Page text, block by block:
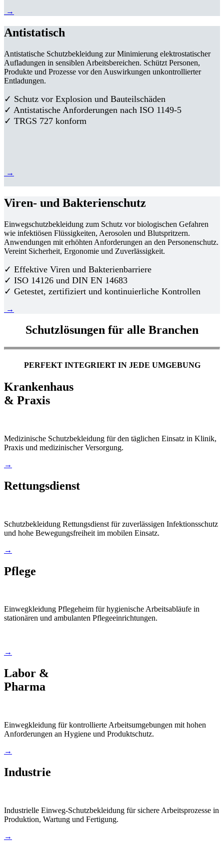
→
Antistatisch
Antistatische Schutzbekleidung zur Minimierung elektrostatischer
Aufladungen in sensiblen Arbeitsbereichen. Schützt Personen,
Produkte und Prozesse vor den Auswirkungen unkontrollierter
Entladungen.
✓ Schutz vor Explosion und Bauteilschäden
✓ Antistatische Anforderungen nach ISO 1149-5
✓ TRGS 727 konform
→
Viren- und Bakterienschutz
Einwegschutzbekleidung zum Schutz vor biologischen Gefahren
wie infektiösen Flüssigkeiten, Aerosolen und Blutspritzern.
Anwendungen mit erhöhten Anforderungen an den Personenschutz.
Vereint Sicherheit, Ergonomie und Zuverlässigkeit.
✓ Effektive Viren und Bakterienbarriere
✓ ISO 14126 und DIN EN 14683
✓ Getestet, zertifiziert und kontinuierliche Kontrollen
→
Schutzlösungen für alle Branchen
PERFEKT INTEGRIERT IN JEDE UMGEBUNG
Krankenhaus
& Praxis
Medizinische Schutzbekleidung für den täglichen Einsatz in Klinik,
Praxis und medizinischer Versorgung.
→
Rettungsdienst
Schutzbekleidung Rettungsdienst für zuverlässigen Infektionsschutz
und hohe Bewegungsfreiheit im mobilen Einsatz.
→
Pflege
Einwegkleidung Pflegeheim für hygienische Arbeitsabläufe in
stationären und ambulanten Pflegeeinrichtungen.
→
Labor &
Pharma
Einwegkleidung für kontrollierte Arbeitsumgebungen mit hohen
Anforderungen an Hygiene und Produktschutz.
→
Industrie
Industrielle Einweg-Schutzbekleidung für sichere Arbeitsprozesse in
Produktion, Wartung und Fertigung.
→